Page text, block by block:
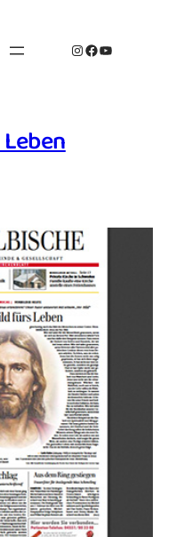
Instagram
Facebook
YouTube